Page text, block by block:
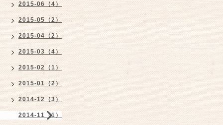
2015-06（4）
2015-05（2）
2015-04（2）
2015-03（4）
2015-02（1）
2015-01（2）
2014-12（3）
2014-11（1）